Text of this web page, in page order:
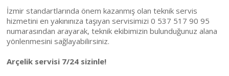
İzmir standartlarında önem kazanmış olan teknik servis
hizmetini en yakınınıza taşıyan servisimizi 0 537 517 90 95
numarasından arayarak, teknik ekibimizin bulunduğunuz alana
yönlenmesini sağlayabilirsiniz.
Arçelik servisi 7/24 sizinle!